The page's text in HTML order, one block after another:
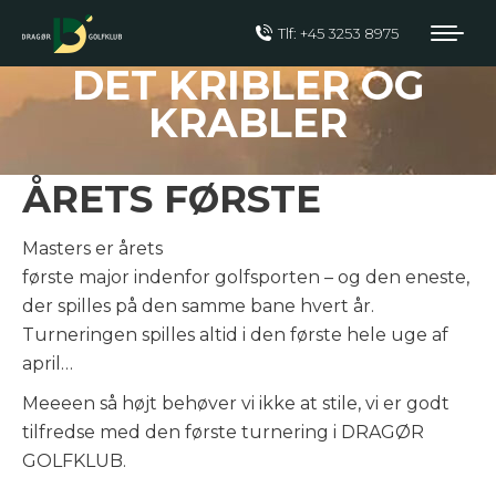
Tlf: +45 3253 8975
DET KRIBLER OG
KRABLER
ÅRETS FØRSTE
Masters er årets
første major indenfor golfsporten – og den eneste,
der spilles på den samme bane hvert år.
Turneringen spilles altid i den første hele uge af
april…
Meeeen så højt behøver vi ikke at stile, vi er godt
tilfredse med den første turnering i DRAGØR
GOLFKLUB.